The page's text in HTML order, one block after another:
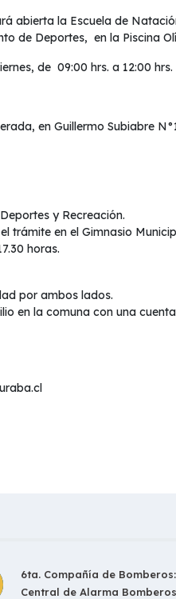
abierta la Escuela de
de Deportes, en la Piscina
de 09:00 hrs. a 12:00
en Guillermo Subiabre
y Recreación.
trámite en el Gimnasio
horas.
por ambos lados.
en la comuna con una
6ta. Compañía de Bomberos:
Central de Alarma